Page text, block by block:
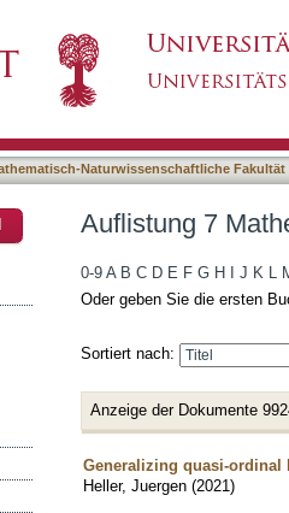
Naturwissenschaftliche Fakultät
Auflistung 7
0-9 A B C D E F G H J K L
Oder geben Sie die ersten
Sortiert nach:
Anzeige der Dokumente
Generalizing quasi-ordinal
Heller, Juergen (2021)